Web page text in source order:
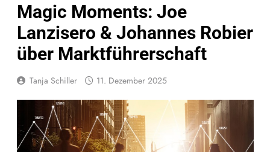
Magic Moments: Joe
Lanzisero & Johannes Robier
über Marktführerschaft
Tanja Schiller 11. Dezember 2025